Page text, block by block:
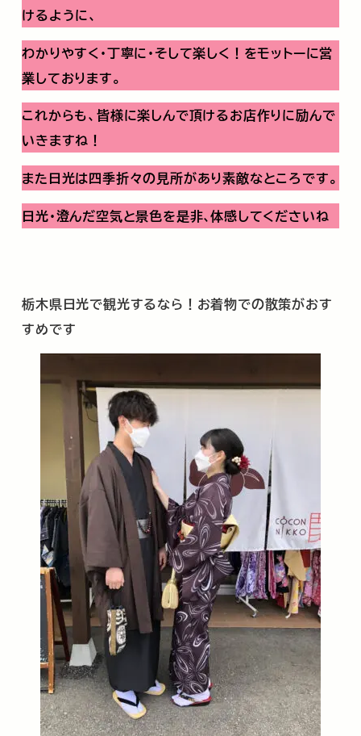
けるように、
わかりやすく･丁寧に･そして楽しく！をモットーに営
業しております。
これからも、皆様に楽しんで頂けるお店作りに励んで
いきますね！
また日光は四季折々の見所があり素敵なところです。
日光・澄んだ空気と景色を是非､体感してくださいね
栃木県日光で観光するなら！お着物での散策がおす
すめです